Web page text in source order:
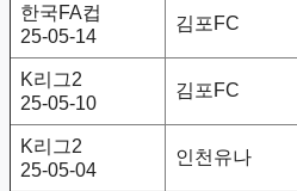
한국FA컵
25-05-14
김포FC
K리그2
25-05-10
김포FC
K리그2
25-05-04
인천유나